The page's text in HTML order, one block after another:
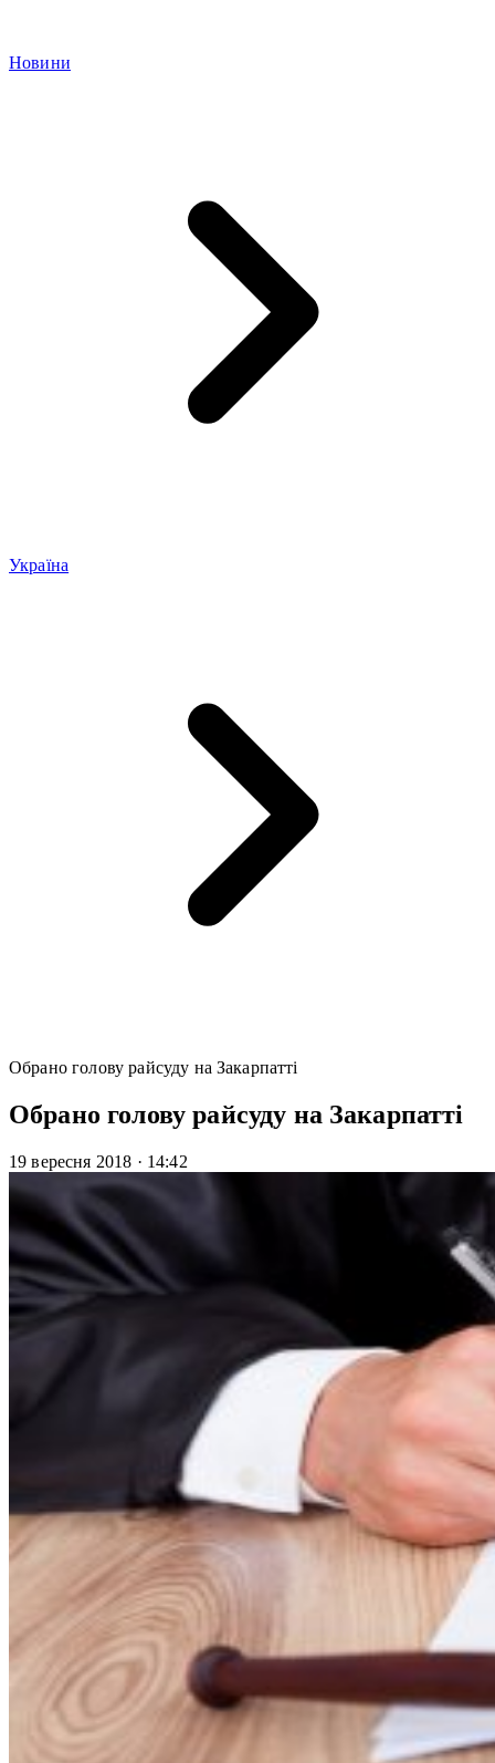
Новини
Україна
Обрано голову райсуду на Закарпатті
Обрано голову райсуду на Закарпатті
19 вересня 2018 · 14:42